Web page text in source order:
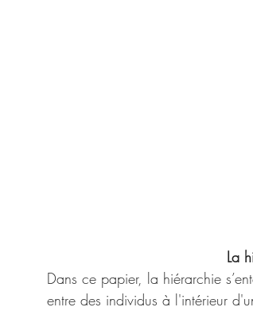
La
Dans ce papier, la hiérarchie
entre des individus à l'intérieur